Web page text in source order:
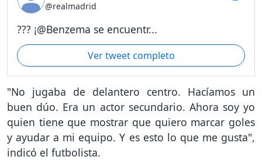
@realmadrid
??? ¡@Benzema se encuentr...
Ver tweet completo
"No jugaba de delantero centro. Hacíamos un
buen dúo. Era un actor secundario. Ahora soy yo
quien tiene que mostrar que quiero marcar goles
y ayudar a mi equipo. Y es esto lo que me gusta",
indicó el futbolista.